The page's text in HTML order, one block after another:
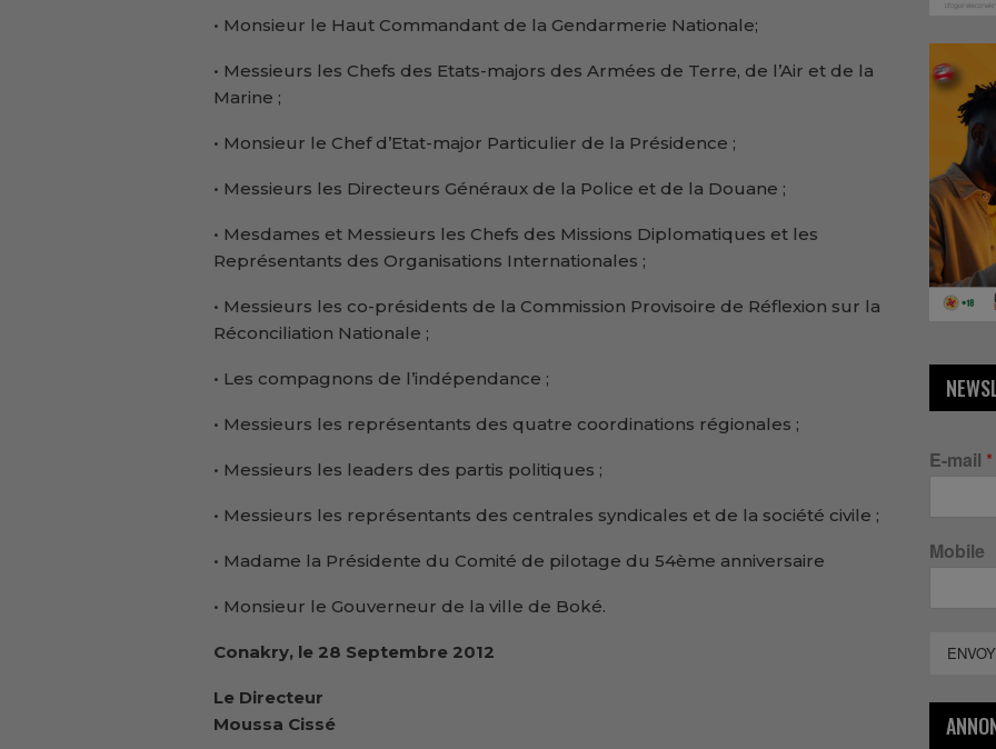
• Monsieur le Haut Commandant de la Gendarmerie Nationale;
• Messieurs les Chefs des Etats-majors des Armées de Terre, de l’Air et de la
Marine ;
• Monsieur le Chef d’Etat-major Particulier de la Présidence ;
• Messieurs les Directeurs Généraux de la Police et de la Douane ;
• Mesdames et Messieurs les Chefs des Missions Diplomatiques et les
Représentants des Organisations Internationales ;
• Messieurs les co-présidents de la Commission Provisoire de Réflexion sur la
Réconciliation Nationale ;
• Les compagnons de l’indépendance ;
• Messieurs les représentants des quatre coordinations régionales ;
• Messieurs les leaders des partis politiques ;
• Messieurs les représentants des centrales syndicales et de la société civile ;
• Madame la Présidente du Comité de pilotage du 54ème anniversaire
• Monsieur le Gouverneur de la ville de Boké.
Conakry, le 28 Septembre 2012
Le Directeur
Moussa Cissé
E-mail *
Mobile